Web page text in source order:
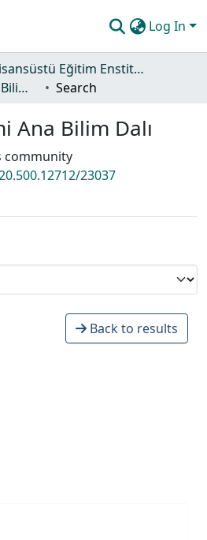
Log In
Lisansüstü Eğitim Enstitüsü
Sağlık Yönetimi Ana Bilim Dalı
Search
Ana Bilim Dalı
community
23037
Back to results